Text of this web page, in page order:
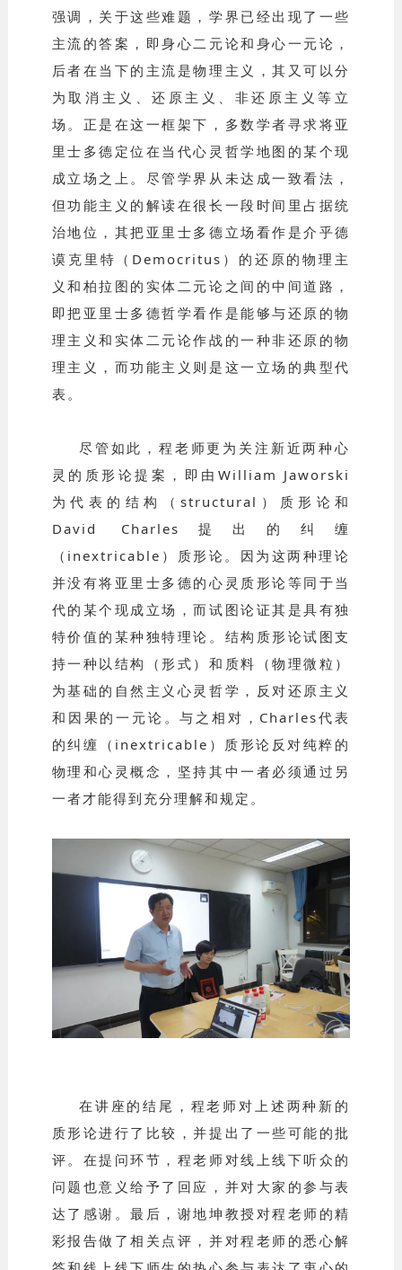
强调，关于这些难题，学界已经出现了一些
主流的答案，即身心二元论和身心一元论，
后者在当下的主流是物理主义，其又可以分
为取消主义、还原主义、非还原主义等立
场。正是在这一框架下，多数学者寻求将亚
里士多德定位在当代心灵哲学地图的某个现
成立场之上。尽管学界从未达成一致看法，
但功能主义的解读在很长一段时间里占据统
治地位，其把亚里士多德立场看作是介乎德
谟克里特（Democritus）的还原的物理主
义和柏拉图的实体二元论之间的中间道路，
即把亚里士多德哲学看作是能够与还原的物
理主义和实体二元论作战的一种非还原的物
理主义，而功能主义则是这一立场的典型代
表。
尽管如此，程老师更为关注新近两种心
灵的质形论提案，即由William Jaworski
为代表的结构（structural）质形论和
David Charles提出的纠缠
（inextricable）质形论。因为这两种理论
并没有将亚里士多德的心灵质形论等同于当
代的某个现成立场，而试图论证其是具有独
特价值的某种独特理论。结构质形论试图支
持一种以结构（形式）和质料（物理微粒）
为基础的自然主义心灵哲学，反对还原主义
和因果的一元论。与之相对，Charles代表
的纠缠（inextricable）质形论反对纯粹的
物理和心灵概念，坚持其中一者必须通过另
一者才能得到充分理解和规定。
在讲座的结尾，程老师对上述两种新的
质形论进行了比较，并提出了一些可能的批
评。在提问环节，程老师对线上线下听众的
问题也意义给予了回应，并对大家的参与表
达了感谢。最后，谢地坤教授对程老师的精
彩报告做了相关点评，并对程老师的悉心解